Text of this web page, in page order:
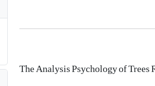
The Analysis Psychology of